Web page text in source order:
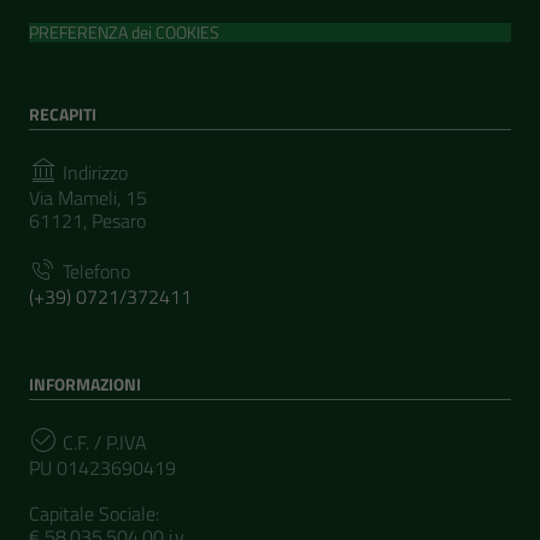
PREFERENZA dei COOKIES
RECAPITI
Indirizzo
Via Mameli, 15
61121, Pesaro
Telefono
(+39) 0721/372411
INFORMAZIONI
C.F. / P.IVA
PU 01423690419
Capitale Sociale: